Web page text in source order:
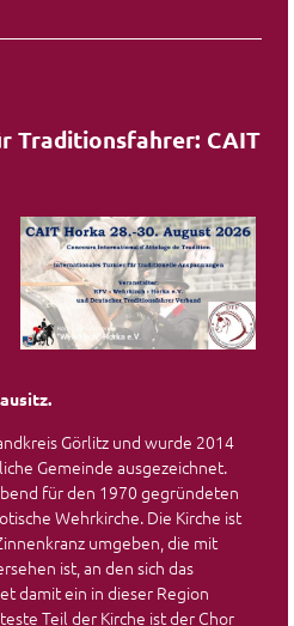
Traditionsfahrer: CAIT
Görlitz und wurde 2014
Gemeinde ausgezeichnet.
für den 1970 gegründeten
Wehrkirche. Die Kirche ist
umgeben, die mit
ist, an den sich das
damit ein in dieser Region
Teil der Kirche ist der Chor